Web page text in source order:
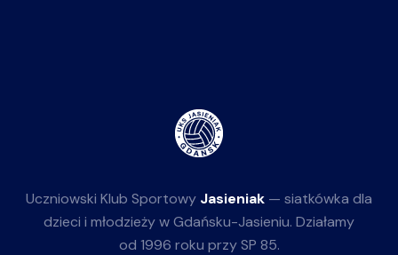
Uczniowski Klub Sportowy Jasieniak — siatkówka dla
dzieci i młodzieży w Gdańsku-Jasieniu. Działamy
od 1996 roku przy SP 85.